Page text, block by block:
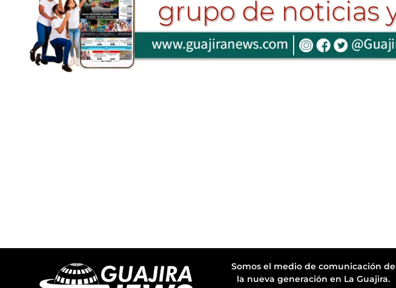
Somos el medio de comunicación de
la nueva generación en La Guajira.